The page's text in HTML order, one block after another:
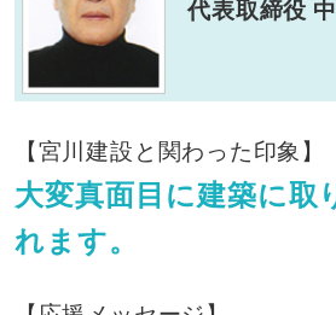
代表取締役
【宮川建設と関わった印象】
大変真面目に建築に取
れます。